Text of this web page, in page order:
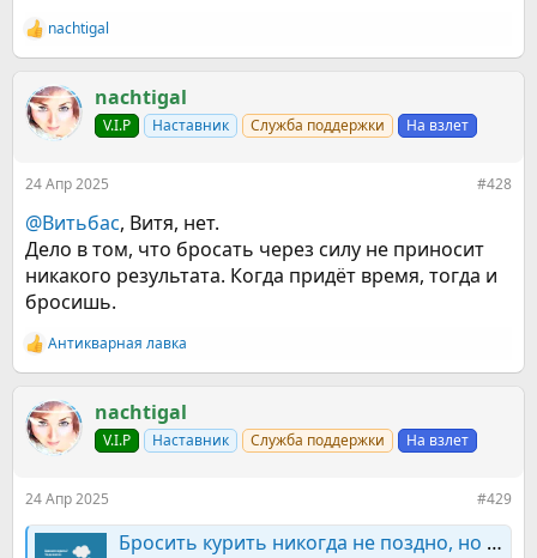
Р
е
к
ц
и
nachtigal
nachtigal
V.I.P Наставник Служба поддержки На взлет
24 Апр 2025 #428
@Витьбас, Витя, нет.
Дело в том, что бросать через силу не приносит
никакого результата. Когда придёт время, тогда и
бросишь.
Р
е
к
ц
и
Антикварная лавка
nachtigal
V.I.P Наставник Служба поддержки На взлет
24 Апр 2025 #429
Бросить курить никогда не поздно, но лучше - пораньше...